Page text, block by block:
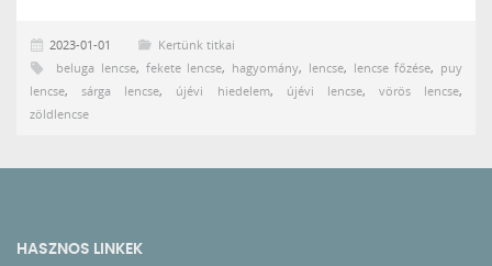
2023-01-01
Kertünk titkai
beluga lencse, fekete lencse, hagyomány, lencse, lencse főzése, puy
lencse,sárga lencse, újévi hiedelem, újévi lencse, vörös lencse,
zöldlencse
HASZNOS LINKEK